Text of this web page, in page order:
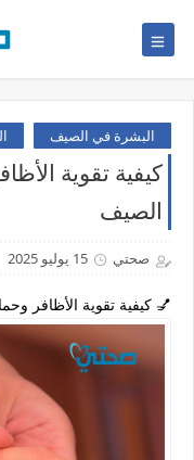
البشرة في الصيف
كيفية تقوية
الصيف
صحتي 15 يوليو 2025
💅 كيفية تقوية الأظافر